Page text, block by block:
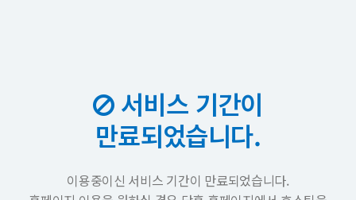
서비스 기간이
만료되었습니다.
이용중이신 서비스 기간이 만료되었습니다.